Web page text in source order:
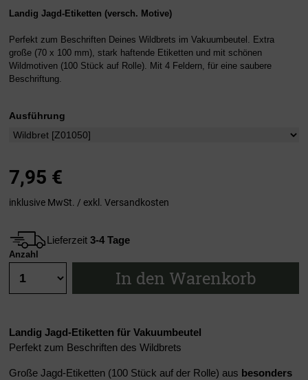
Landig Jagd-Etiketten (versch. Motive)
Perfekt zum Beschriften Deines Wildbrets im Vakuumbeutel. Extra
große (70 x 100 mm), stark haftende Etiketten und mit schönen
Wildmotiven (100 Stück auf Rolle). Mit 4 Feldern, für eine saubere
Beschriftung.
Ausführung
7,95 €
inklusive MwSt. / exkl. Versandkosten
Lieferzeit 3-4 Tage
Anzahl
In den Warenkorb
Landig Jagd-Etiketten für Vakuumbeutel
Perfekt zum Beschriften des Wildbrets
Große Jagd-Etiketten (100 Stück auf der Rolle) aus besonders